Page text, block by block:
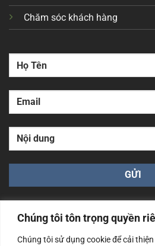
Chúng tôi tôn trọng quyền
Chúng tôi sử dụng cookie để cải
Chăm sóc khách hàng